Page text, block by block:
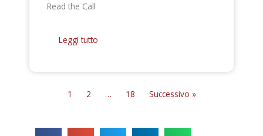
Read the Call
Leggi tutto
1 2 … 18 Successivo »